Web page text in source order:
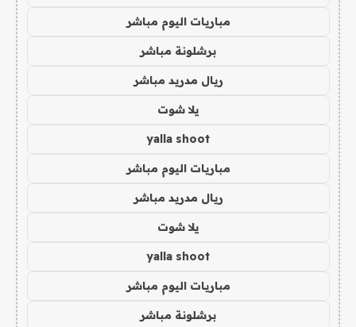
مباريات اليوم مباشر
برشلونة مباشر
ريال مدريد مباشر
يلا شوت
yalla shoot
مباريات اليوم مباشر
ريال مدريد مباشر
يلا شوت
yalla shoot
مباريات اليوم مباشر
برشلونة مباشر